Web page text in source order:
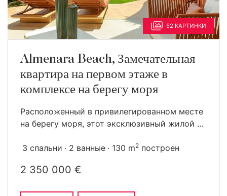
52 КАРТИНКИ
Almenara Beach, Замечательная
квартира на первом этаже в
комплексе на берегу моря
Расположенный в привилегированном месте
на берегу моря, этот эксклюзивный жилой ...
3 спальни 2 ванные 130 m2 построен
2 350 000 €